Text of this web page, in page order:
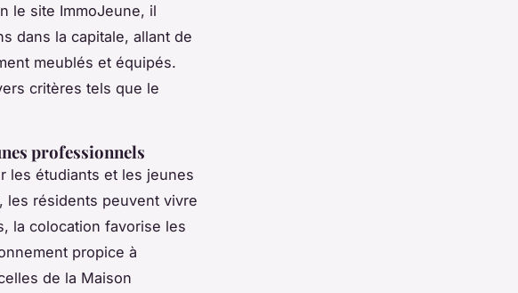
le site ImmoJeune, il
dans la capitale, allant de
meublés et équipés.
critères tels que le
professionnels
les étudiants et les jeunes
les résidents peuvent vivre
la colocation favorise les
propice à
de la Maison